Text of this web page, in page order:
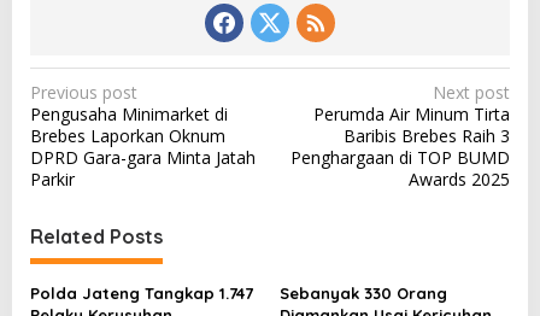
P
o
s
t
n
a
v
Previous post
Pengusaha Minimarket di
Brebes Laporkan Oknum
DPRD Gara-gara Minta Jatah
Parkir
Next post
Perumda Air Minum Tirta
Baribis Brebes Raih 3
Penghargaan di TOP BUMD
Awards 2025
Related Posts
Polda Jateng Tangkap 1.747
Sebanyak 330 Orang